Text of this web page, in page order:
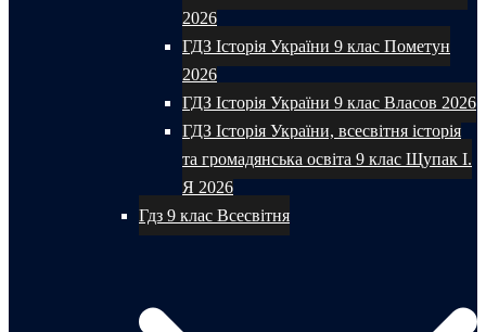
2026
ГДЗ Історія України 9 клас Пометун
2026
ГДЗ Історія України 9 клас Власов 2026
ГДЗ Історія України, всесвітня історія
та громадянська освіта 9 клас Щупак І.
Я 2026
Гдз 9 клас Всесвітня